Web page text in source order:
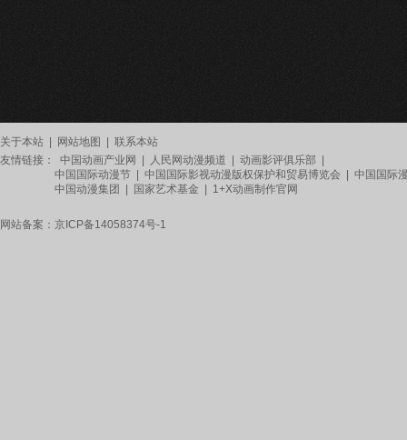
友情链接： 中国动画产业网 人民网动漫频道 动画影评俱乐部
中国国际动漫节
中国国际影视动漫版权保护和贸易博览会
中国国际
中国动漫集团
国家艺术基金 1+X动画制作官网
关于本站 网站地图 联系本站
网站备案： 京ICP备14058374号-1